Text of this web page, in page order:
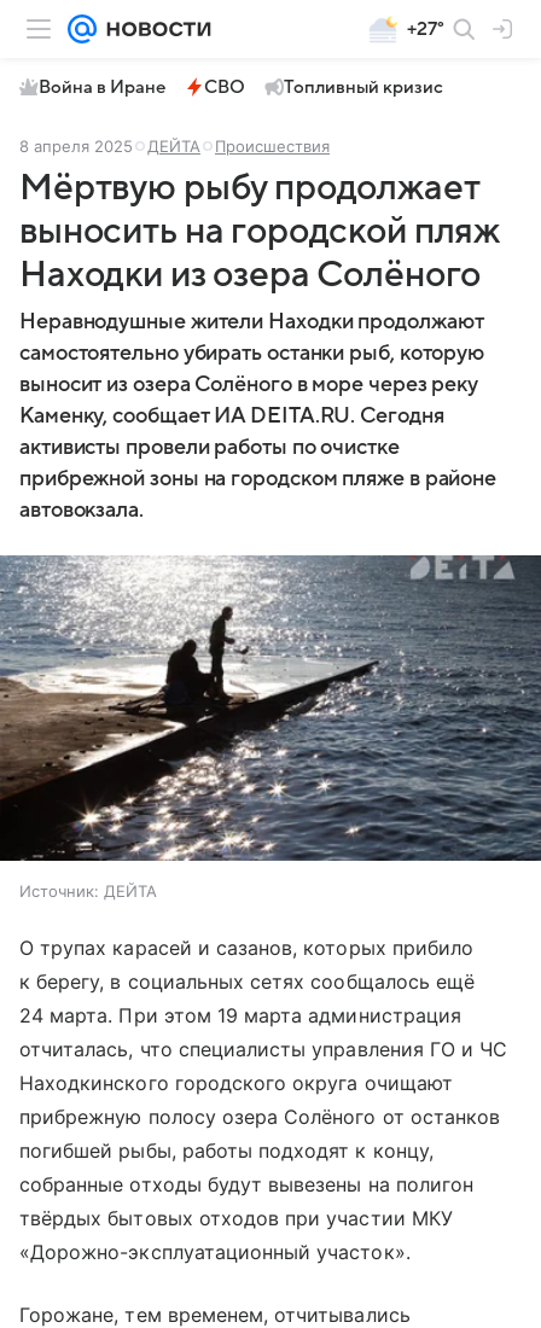
+27°
Война в Иране СВО Топливный кризис
8 апреля 2025 ДЕЙТА Происшествия
Мёртвую рыбу продолжает
выносить на городской пляж
Находки из озера Солёного
Неравнодушные жители Находки продолжают
самостоятельно убирать останки рыб, которую
выносит из озера Солёного в море через реку
Каменку, сообщает ИА DEITA.RU. Сегодня
активисты провели работы по очистке
прибрежной зоны на городском пляже в районе
автовокзала.
Источник: ДЕЙТА
О трупах карасей и сазанов, которых прибило
к берегу, в социальных сетях сообщалось ещё
24 марта. При этом 19 марта администрация
отчиталась, что специалисты управления ГО и ЧС
Находкинского городского округа очищают
прибрежную полосу озера Солёного от останков
погибшей рыбы, работы подходят к концу,
собранные отходы будут вывезены на полигон
твёрдых бытовых отходов при участии МКУ
«Дорожно-эксплуатационный участок».
Горожане, тем временем, отчитывались